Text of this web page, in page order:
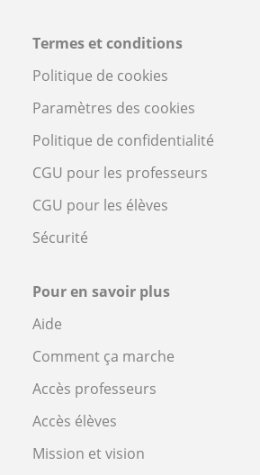
Termes et conditions
Politique de cookies
Paramètres des cookies
Politique de confidentialité
CGU pour les professeurs
CGU pour les élèves
Sécurité
Pour en savoir plus
Aide
Comment ça marche
Accès professeurs
Accès élèves
Mission et vision